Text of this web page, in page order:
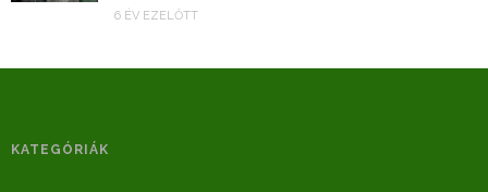
6 ÉV EZELŐTT
KATEGÓRIÁK